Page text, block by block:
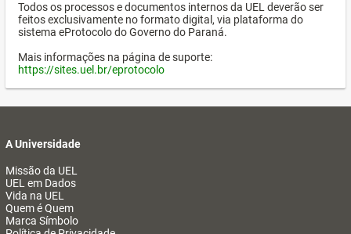
Todos os processos e documentos internos da UEL deverão ser
feitos exclusivamente no formato digital, via plataforma do
sistema eProtocolo do Governo do Paraná.
Mais informações na página de suporte:
https://sites.uel.br/eprotocolo
A Universidade
Missão da UEL
UEL em Dados
Vida na UEL
Quem é Quem
Marca Símbolo